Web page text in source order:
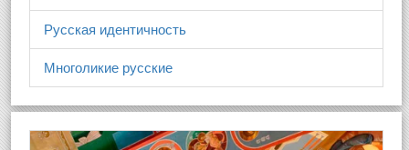
Русская идентичность
Многоликие русские